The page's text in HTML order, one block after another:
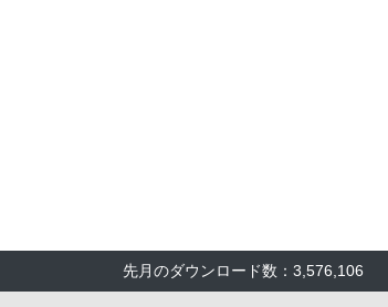
先月のダウンロード数：3,576,106